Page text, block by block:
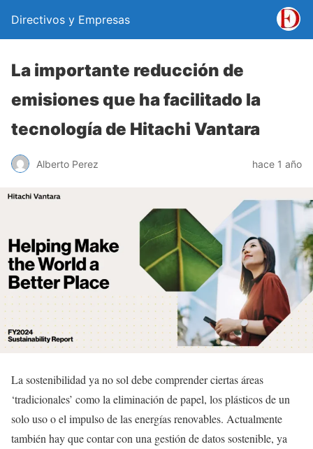
Directivos y Empresas
La importante reducción de
emisiones que ha facilitado la
tecnología de Hitachi Vantara
Alberto Perez hace 1 año
La sostenibilidad ya no sol debe comprender ciertas áreas
‘tradicionales’ como la eliminación de papel, los plásticos de un
solo uso o el impulso de las energías renovables. Actualmente
también hay que contar con una gestión de datos sostenible, ya